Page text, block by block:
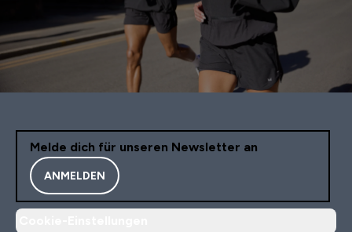
Melde dich für unseren Newsletter an
ANMELDEN